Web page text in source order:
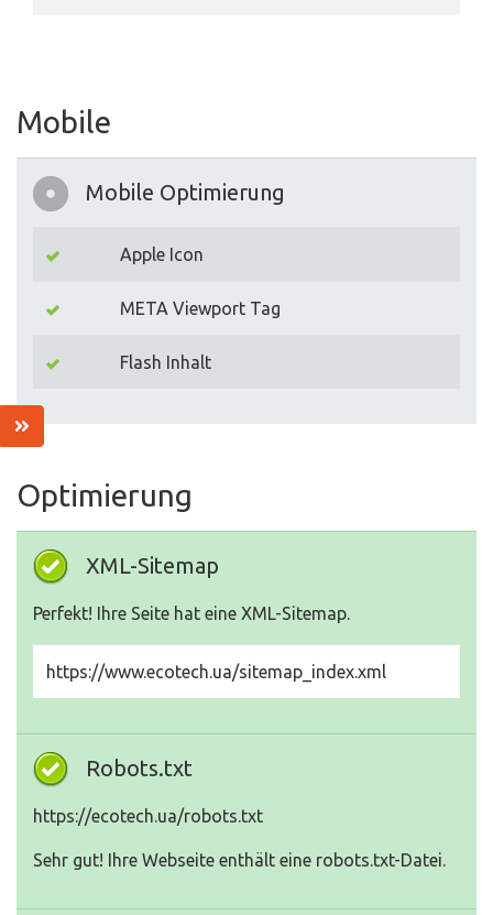
Mobile
Mobile Optimierung
Apple Icon
META Viewport Tag
Flash Inhalt
Optimierung
XML-Sitemap
Perfekt! Ihre Seite hat eine XML-Sitemap.
https://www.ecotech.ua/sitemap_index.xml
Robots.txt
https://ecotech.ua/robots.txt
Sehr gut! Ihre Webseite enthält eine robots.txt-Datei.